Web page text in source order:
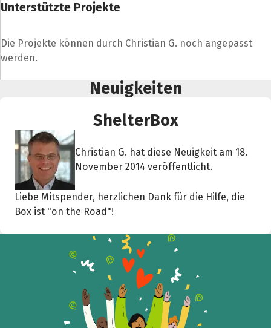
Unterstützte Projekte
Die Projekte können durch Christian G. noch angepasst
werden.
Neuigkeiten
ShelterBox
Christian G. hat diese Neuigkeit am 18.
November 2014 veröffentlicht.
Liebe Mitspender, herzlichen Dank für die Hilfe, die
Box ist "on the Road"!
Hilf mit noch mehr Spenden zu sammeln!
Facebook WhatsApp Messenger